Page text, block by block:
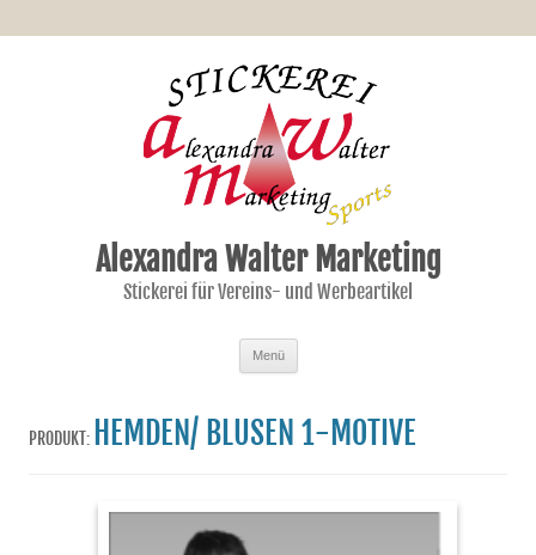
Alexandra Walter Marketing
Stickerei für Vereins- und Werbeartikel
Menü
PRODUKT: HEMDEN/ BLUSEN 1-MOTIVE